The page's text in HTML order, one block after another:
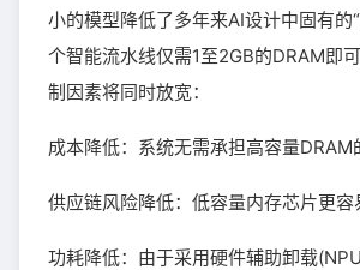
小的模型降低了多年来AI设计中固有的
个智能流水线仅需1至2GB的DRAM即
制因素将同时放宽：
成本降低：系统无需承担高容量DRAM
供应链风险降低：低容量内存芯片更容
功耗降低：由于采用硬件辅助卸载